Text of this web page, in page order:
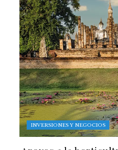
INVERSIONES Y NEGOCIOS